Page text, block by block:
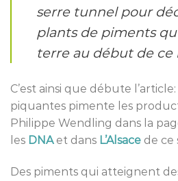
serre tunnel pour
plants de piments
terre au début de ce
C’est ainsi que débute l’article:
piquantes pimente les
Philippe Wendling dans la
les DNA et dans L’Alsace de ce
Des piments qui atteignent